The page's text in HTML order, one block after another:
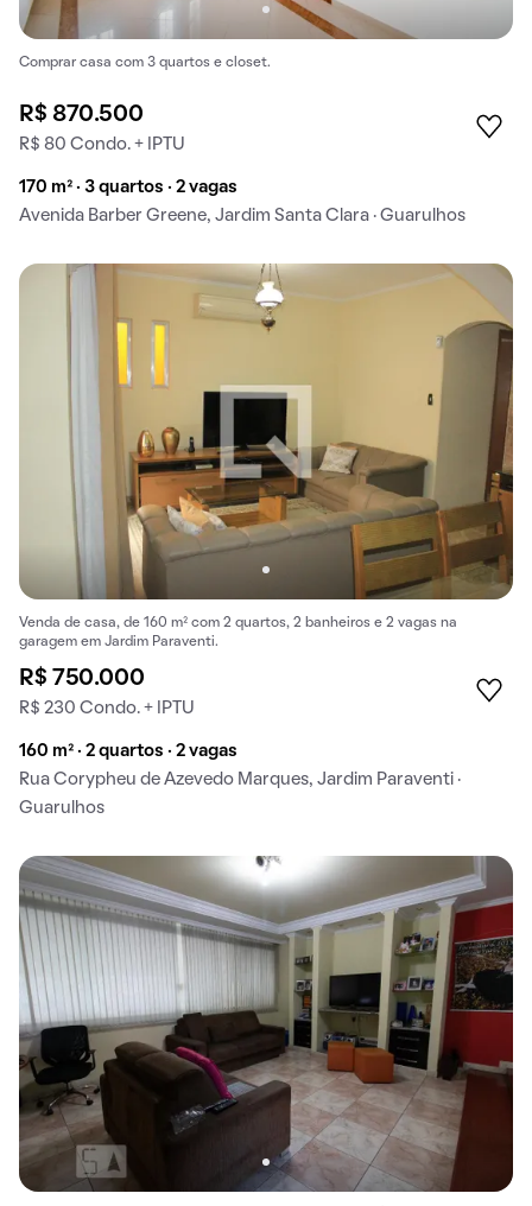
Comprar casa com 3 quartos e closet.
R$ 870.500
R$ 80 Condo. + IPTU
170 m² · 3 quartos · 2 vagas
Avenida Barber Greene, Jardim Santa Clara · Guarulhos
Venda de casa, de 160 m² com 2 quartos, 2 banheiros e 2 vagas na
garagem em Jardim Paraventi.
R$ 750.000
R$ 230 Condo. + IPTU
160 m² · 2 quartos · 2 vagas
Rua Corypheu de Azevedo Marques, Jardim Paraventi ·
Guarulhos